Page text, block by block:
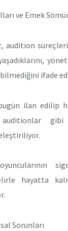
ve Emek
audition
ifade
ilan edilip
gibi
hayatta
Sorunları